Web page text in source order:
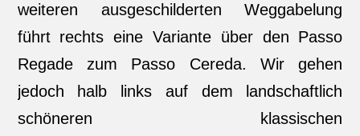
weiteren ausgeschilderten Weggabelung
führt rechts eine Variante über den Passo
Regade zum Passo Cereda. Wir gehen
jedoch halb links auf dem landschaftlich
schöneren klassischen